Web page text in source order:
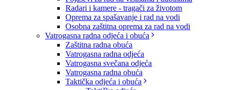
Radari i kamere - tragači za životom
Oprema za spašavanje i rad na vodi
Osobna zaštitna oprema za rad na vodi
Vatrogasna radna odjeća i obuća
Zaštitna radna obuća
Vatrogasna radna odjeća
Vatrogasna svečana odjeća
Vatrogasna radna obuća
Taktička odjeća i obuća